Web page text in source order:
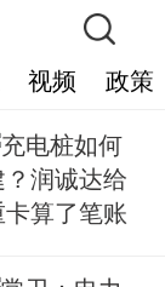
视频 政策